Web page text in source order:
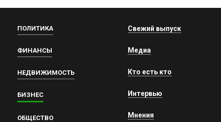
ПОЛИТИКА
ФИНАНСЫ
НЕДВИЖИМОСТЬ
БИЗНЕС
ОБЩЕСТВО
Свежий выпуск
Медиа
Кто есть кто
Интервью
Мнения